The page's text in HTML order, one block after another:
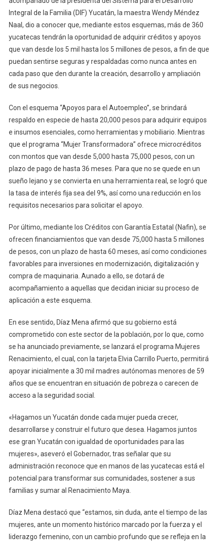
Integral de la Familia (DIF) Yucatán, la maestra Wendy Méndez
Naal, dio a conocer que, mediante estos esquemas, más de 360
yucatecas tendrán la oportunidad de adquirir créditos y apoyos
que van desde los 5 mil hasta los 5 millones de pesos, a fin de que
puedan sentirse seguras y respaldadas como nunca antes en
cada paso que den durante la creación, desarrollo y ampliación
de sus negocios.
Con el esquema “Apoyos para el Autoempleo”, se brindará
respaldo en especie de hasta 20,000 pesos para adquirir equipos
e insumos esenciales, como herramientas y mobiliario. Mientras
que el programa “Mujer Transformadora” ofrece microcréditos
con montos que van desde 5,000 hasta 75,000 pesos, con un
plazo de pago de hasta 36 meses. Para que no se quede en un
sueño lejano y se convierta en una herramienta real, se logró que
la tasa de interés fija sea del 9%, así como una reducción en los
requisitos necesarios para solicitar el apoyo.
Por último, mediante los Créditos con Garantía Estatal (Nafin), se
ofrecen financiamientos que van desde 75,000 hasta 5 millones
de pesos, con un plazo de hasta 60 meses, así como condiciones
favorables para inversiones en modernización, digitalización y
compra de maquinaria. Aunado a ello, se dotará de
acompañamiento a aquellas que decidan iniciar su proceso de
aplicación a este esquema.
En ese sentido, Díaz Mena afirmó que su gobierno está
comprometido con este sector de la población, por lo que, como
se ha anunciado previamente, se lanzará el programa Mujeres
Renacimiento, el cual, con la tarjeta Elvia Carrillo Puerto, permitirá
apoyar inicialmente a 30 mil madres autónomas menores de 59
años que se encuentran en situación de pobreza o carecen de
acceso a la seguridad social.
«Hagamos un Yucatán donde cada mujer pueda crecer,
desarrollarse y construir el futuro que desea. Hagamos juntos
ese gran Yucatán con igualdad de oportunidades para las
mujeres», aseveró el Gobernador, tras señalar que su
administración reconoce que en manos de las yucatecas está el
potencial para transformar sus comunidades, sostener a sus
familias y sumar al Renacimiento Maya.
Díaz Mena destacó que “estamos, sin duda, ante el tiempo de las
mujeres, ante un momento histórico marcado por la fuerza y el
liderazgo femenino, con un cambio profundo que se refleja en la